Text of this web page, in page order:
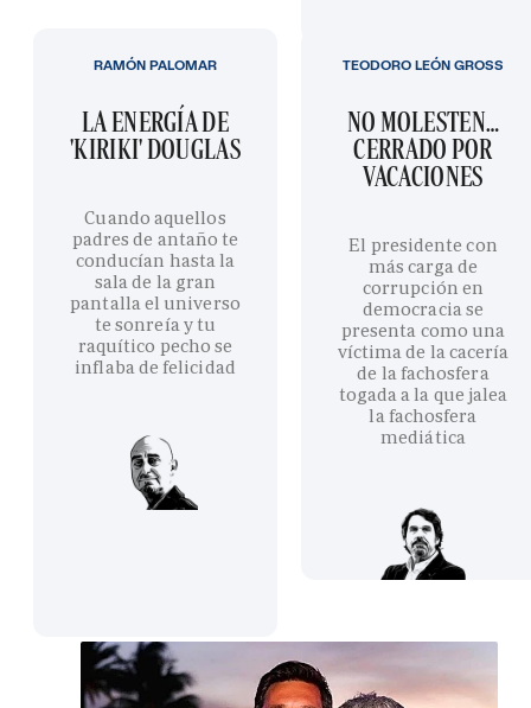
LA ENERGÍA DE
'KIRIKI' DOUGLAS
Cuando aquellos
padres de antaño te
conducían hasta la
sala de la gran
pantalla el universo
te sonreía y tu
raquítico pecho se
inflaba de felicidad
RAMÓN PALOMAR
NO MOLESTEN…
CERRADO POR
VACACIONES
El presidente con
más carga de
corrupción en
democracia se
presenta como una
víctima de la cacería
de la fachosfera
togada a la que jalea
la fachosfera
mediática
TEODORO LEÓN GROSS